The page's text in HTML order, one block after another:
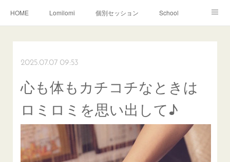
HOME Lomilomi 個別セッション School
School無料説明会
2025.07.07 09:53
心も体もカチコチなときは
ロミロミを思い出して♪